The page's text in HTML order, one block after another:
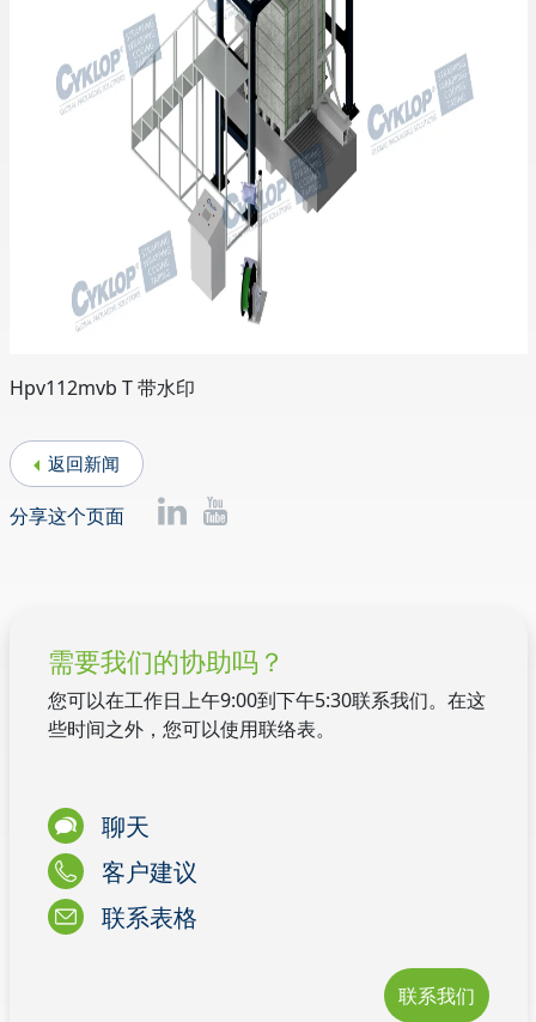
Hpv112mvb T 带水印
返回新闻
分享这个页面
需要我们的协助吗？
您可以在工作日上午9:00到下午5:30联系我们。在这
些时间之外，您可以使用联络表。
聊天
客户建议
联系表格
联系我们